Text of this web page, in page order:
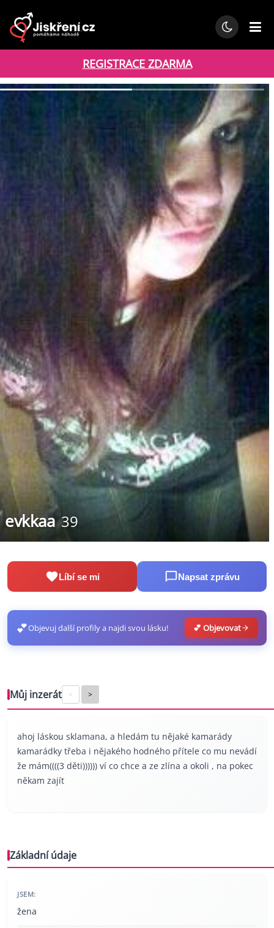
REGISTRACE ZDARMA
evkkaa 39
Líbí se mi Napsat zprávu
💕Objevuj další profily a najdi svou lásku! 💕 Objevovat
Můj inzerát < >
ahoj láskou sklamana, a hledám tu nějaké kamarády
kamarádky třeba i nějakého hodného přítele co mu nevádí
že mám((((3 děti)))))) ví co chce a ze zlína a okoli , na pokec
někam zajít
Základní údaje
JSEM:
žena